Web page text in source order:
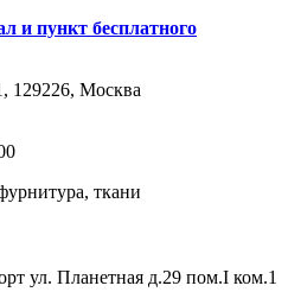
и пункт бесплатного
129226, Москва
ткани
ул. Планетная д.29 пом.I ком.1